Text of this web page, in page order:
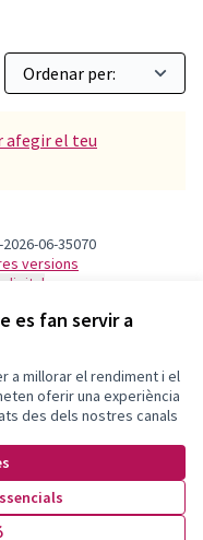
es fan servir a
a millorar el rendiment i el
oferir una experiència
des dels nostres canals
afegir el teu
06-35070
versions
digital
Amb
(Enllaç